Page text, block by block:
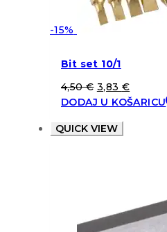
-15%
Bit set 10/1
4,50€ 3,83 €
DODAJ U KOŠARICU
QUICK VIEW